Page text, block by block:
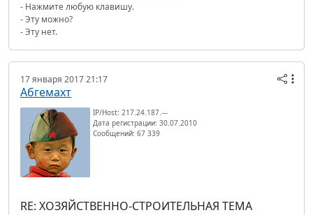
- Нажмите любую клавишу.
- Эту можно?
- Эту нет.
17 января 2017 21:17
Абгемахт
IP/Host: 217.24.187.---
Дата регистрации: 30.07.2010
Сообщений: 67 339
RE: ХОЗЯЙСТВЕННО-СТРОИТЕЛЬНАЯ ТЕМА